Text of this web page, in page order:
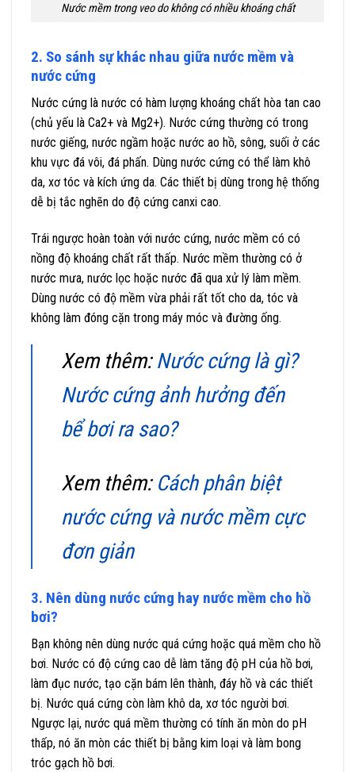
Nước mềm trong veo do không có nhiều khoáng chất
2. So sánh sự khác nhau giữa nước mềm và
nước cứng
Nước cứng là nước có hàm lượng khoáng chất hòa tan cao
(chủ yếu là Ca2+ và Mg2+). Nước cứng thường có trong
nước giếng, nước ngầm hoặc nước ao hồ, sông, suối ở các
khu vực đá vôi, đá phấn. Dùng nước cứng có thể làm khô
da, xơ tóc và kích ứng da. Các thiết bị dùng trong hệ thống
dễ bị tắc nghẽn do độ cứng canxi cao.
Trái ngược hoàn toàn với nước cứng, nước mềm có có
nồng độ khoáng chất rất thấp. Nước mềm thường có ở
nước mưa, nước lọc hoặc nước đã qua xử lý làm mềm.
Dùng nước có độ mềm vừa phải rất tốt cho da, tóc và
không làm đóng cặn trong máy móc và đường ống.
Xem thêm:Nước cứng là gì?
Nước cứng ảnh hưởng đến
bể bơi ra sao?
Xem thêm: Cách phân biệt
nước cứng và nước mềm cực
đơn giản
3. Nên dùng nước cứng hay nước mềm cho hồ
bơi?
Bạn không nên dùng nước quá cứng hoặc quá mềm cho hồ
bơi. Nước có độ cứng cao dễ làm tăng độ pH của hồ bơi,
làm đục nước, tạo cặn bám lên thành, đáy hồ và các thiết
bị. Nước quá cứng còn làm khô da, xơ tóc người bơi.
Ngược lại, nước quá mềm thường có tính ăn mòn do pH
thấp, nó ăn mòn các thiết bị bằng kim loại và làm bong
tróc gạch hồ bơi.